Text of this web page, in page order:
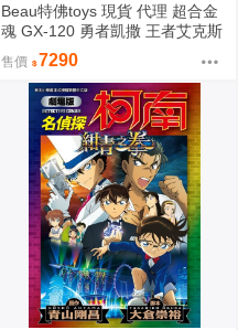
Beau特佛toys 現貨 代理 超合金
魂 GX-120 勇者凱撒 王者艾克斯
凱撒 0209
售價 7290